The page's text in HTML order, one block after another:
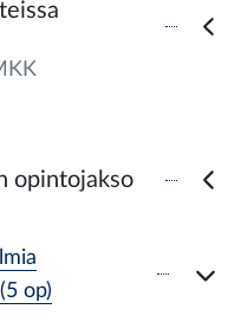
opintojakso
op)